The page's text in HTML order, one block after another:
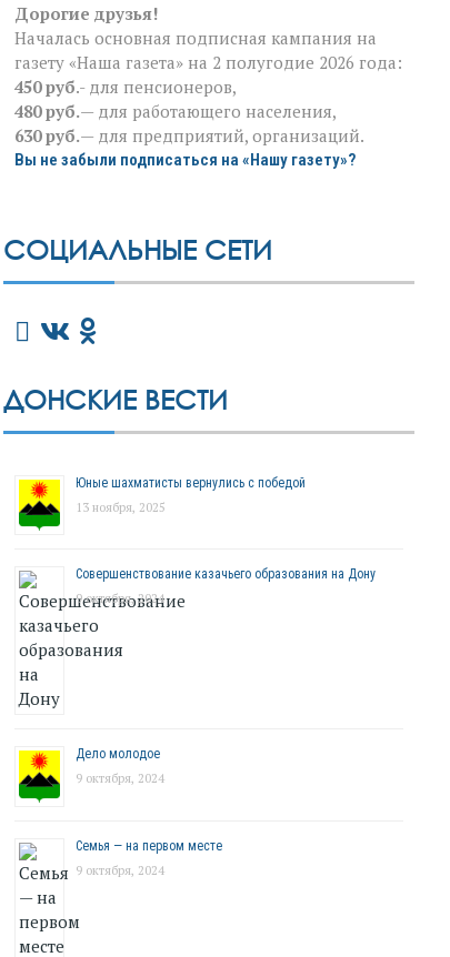
Дорогие друзья!
Началась основная подписная кампания на
газету «Наша газета» на 2 полугодие 2026 года:
450 руб.- для пенсионеров,
480 руб.— для работающего населения,
630 руб.— для предприятий, организаций.
Вы не забыли подписаться на «Нашу газету»?
СОЦИАЛЬНЫЕ СЕТИ
ДОНСКИЕ ВЕСТИ
Юные шахматисты вернулись с победой
13 ноября, 2025
Совершенствование казачьего образования на Дону
9 октября, 2024
Дело молодое
9 октября, 2024
Семья — на первом месте
9 октября, 2024